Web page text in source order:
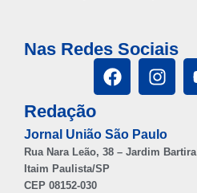
Nas Redes Sociais
Redação
Jornal União São Paulo
Rua Nara Leão, 38 – Jardim Bartira
Itaim Paulista/SP
CEP 08152-030